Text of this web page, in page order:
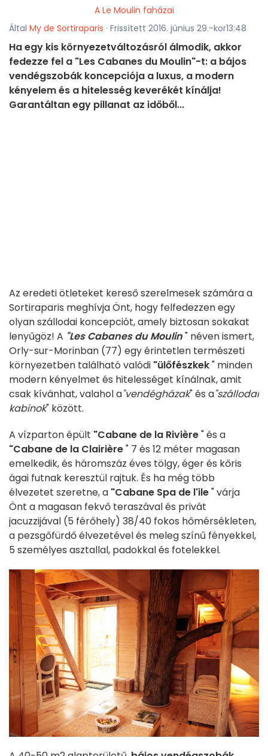
A Le Moulin faházai
Által My de Sortiraparis · Frissített 2016. június 29.-kor13:48
Ha egy kis környezetváltozásról álmodik, akkor
fedezze fel a "Les Cabanes du Moulin"-t: a bájos
vendégszobák koncepciója a luxus, a modern
kényelem és a hitelesség keverékét kínálja!
Garantáltan egy pillanat az időből...
Az eredeti ötleteket kereső szerelmesek számára a
Sortiraparis meghívja Önt, hogy felfedezzen egy
olyan szállodai koncepciót, amely biztosan sokakat
lenyűgöz! A "Les Cabanes du Moulin" néven ismert,
Orly-sur-Morinban (77) egy érintetlen természeti
környezetben található valódi "ülőfészkek" minden
modern kényelmet és hitelességet kínálnak, amit
csak kívánhat, valahol a"vendégházak" és a"szállodai
kabinok" között.
A vízparton épült "Cabane de la Rivière" és a
"Cabane de la Clairière" 7 és 12 méter magasan
emelkedik, és háromszáz éves tölgy, éger és kőris
ágai futnak keresztül rajtuk. És ha még több
élvezetet szeretne, a "Cabane Spa de l'ile" várja
Önt a magasan fekvő teraszával és privát
jacuzzijával (5 férőhely) 38/40 fokos hőmérsékleten,
a pezsgőfürdő élvezetével és meleg színű fényekkel,
5 személyes asztallal, padokkal és fotelekkel.